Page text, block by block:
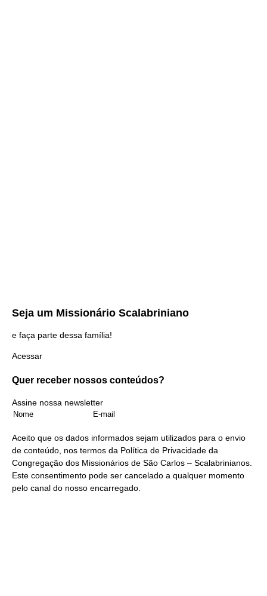
Seja um Missionário Scalabriniano
e faça parte dessa família!
Acessar
Quer receber nossos conteúdos?
Assine nossa newsletter
Aceito que os dados informados sejam utilizados para o envio
de conteúdo, nos termos da Política de Privacidade da
Congregação dos Missionários de São Carlos – Scalabrinianos.
Este consentimento pode ser cancelado a qualquer momento
pelo canal do nosso encarregado.